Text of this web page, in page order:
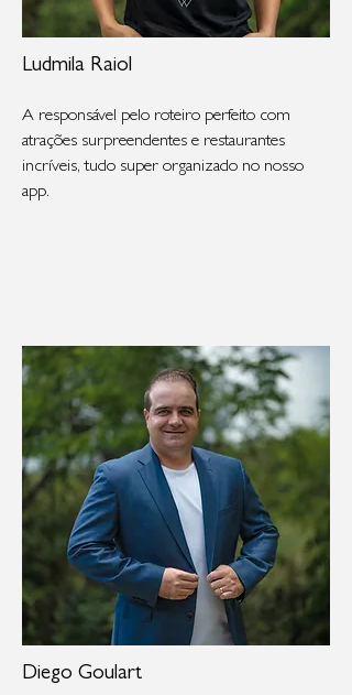
Ludmila Raiol
A responsável pelo roteiro perfeito com
atrações surpreendentes e restaurantes
incríveis, tudo super organizado no nosso
app.
Diego Goulart